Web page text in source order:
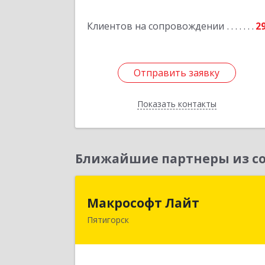
Клиентов на сопровождении
Отправить заявку
Показать контакты
Отправить заявку
Назад
Ближайшие партнеры из
Макрософт Лайт
Пятигорск
Макрософт Лайт
357501, Ставропольский край,